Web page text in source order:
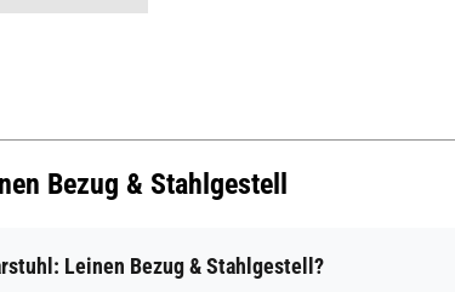
Bezug & Stahlgestell
Leinen Bezug & Stahlgestell?